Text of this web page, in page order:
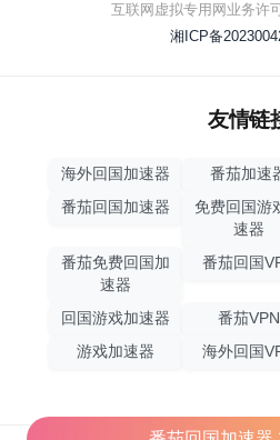
互联网虚拟专用网业务许
湘ICP备
友情链
海外回国加速器 番茄加速
番茄回国加速器
免费回国游
速器
番茄免费回国加
速器
番茄回国
回国游戏加速器
番茄VPN
游戏加速器
海外回国